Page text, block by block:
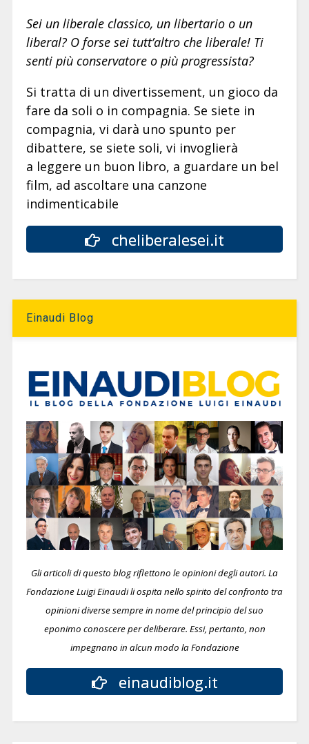
Sei un liberale classico, un libertario o un
liberal? O forse sei tutt’altro che liberale! Ti
senti più conservatore o più progressista?
Si tratta di un divertissement, un gioco da
fare da soli o in compagnia. Se siete in
compagnia, vi darà uno spunto per
dibattere, se siete soli, vi invoglierà
a leggere un buon libro, a guardare un bel
film, ad ascoltare una canzone
indimenticabile
cheliberalesei.it
Einaudi Blog
Gli articoli di questo blog riflettono le opinioni degli autori. La
Fondazione Luigi Einaudi li ospita nello spirito del confronto tra
opinioni diverse sempre in nome del principio del suo
eponimo conoscere per deliberare. Essi, pertanto, non
impegnano in alcun modo la Fondazione
einaudiblog.it